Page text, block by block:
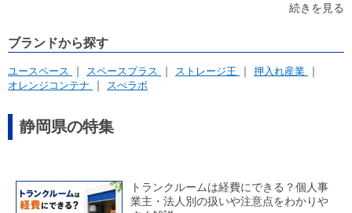
株式会社アドマット
株式会社 トーリク
株式会社NORTH SIDE
中日本バンリース株式会社
望月謙太
続きを見る
ブランドから探す
ユースペース スペースプラス ストレージ王
押入れ産業
オレンジコンテナ
スぺラボ
静岡県の特集
トランクルームは経費にできる？個人事
業主・法人別の扱いや注意点をわかりや